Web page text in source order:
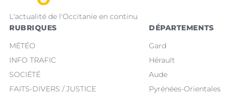
L'actualité de l'Occitanie en continu
RUBRIQUES
MÉTÉO
INFO TRAFIC
SOCIÉTÉ
FAITS-DIVERS / JUSTICE
DÉPARTEMENTS
Gard
Hérault
Aude
Pyrénées-Orientales